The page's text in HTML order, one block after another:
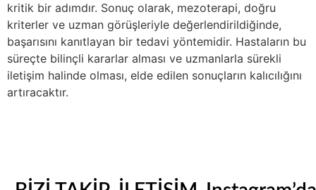
kritik bir adımdır. Sonuç olarak, mezoterapi, doğru
kriterler ve uzman görüşleriyle değerlendirildiğinde,
başarısını kanıtlayan bir tedavi yöntemidir. Hastaların bu
süreçte bilinçli kararlar alması ve uzmanlarla sürekli
iletişim halinde olması, elde edilen sonuçların kalıcılığını
artıracaktır.